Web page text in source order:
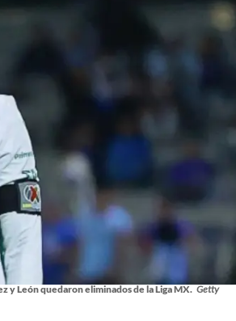
y León quedaron eliminados de la Liga MX. Getty